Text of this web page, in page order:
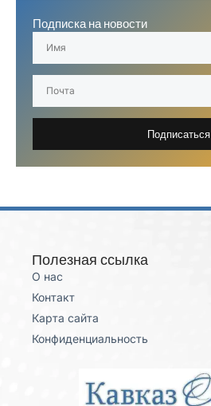
Подписка на новости
Подписаться
Полезная ссылка
О нас
Контакт
Карта сайта
Конфиденциальность